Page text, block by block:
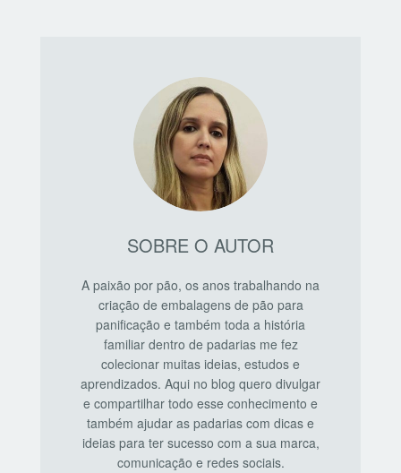
SOBRE O AUTOR
A paixão por pão, os anos trabalhando na
criação de embalagens de pão para
panificação e também toda a história
familiar dentro de padarias me fez
colecionar muitas ideias, estudos e
aprendizados. Aqui no blog quero divulgar
e compartilhar todo esse conhecimento e
também ajudar as padarias com dicas e
ideias para ter sucesso com a sua marca,
comunicação e redes sociais.